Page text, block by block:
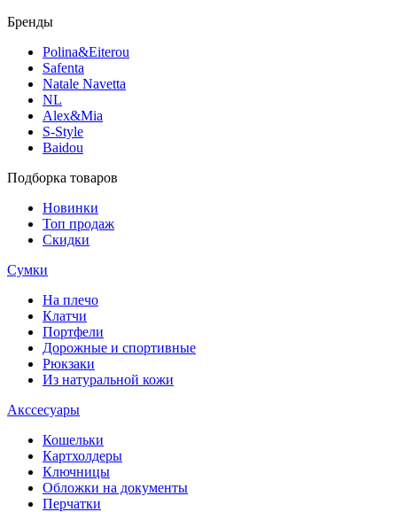
Бренды
Polina&Eiterou
Safenta
Natale Navetta
NL
Alex&Mia
S-Style
Baidou
Подборка товаров
Новинки
Топ продаж
Скидки
Сумки
На плечо
Клатчи
Портфели
Дорожные и спортивные
Рюкзаки
Из натуральной кожи
Акссесуары
Кошельки
Картхолдеры
Ключницы
Обложки на документы
Перчатки